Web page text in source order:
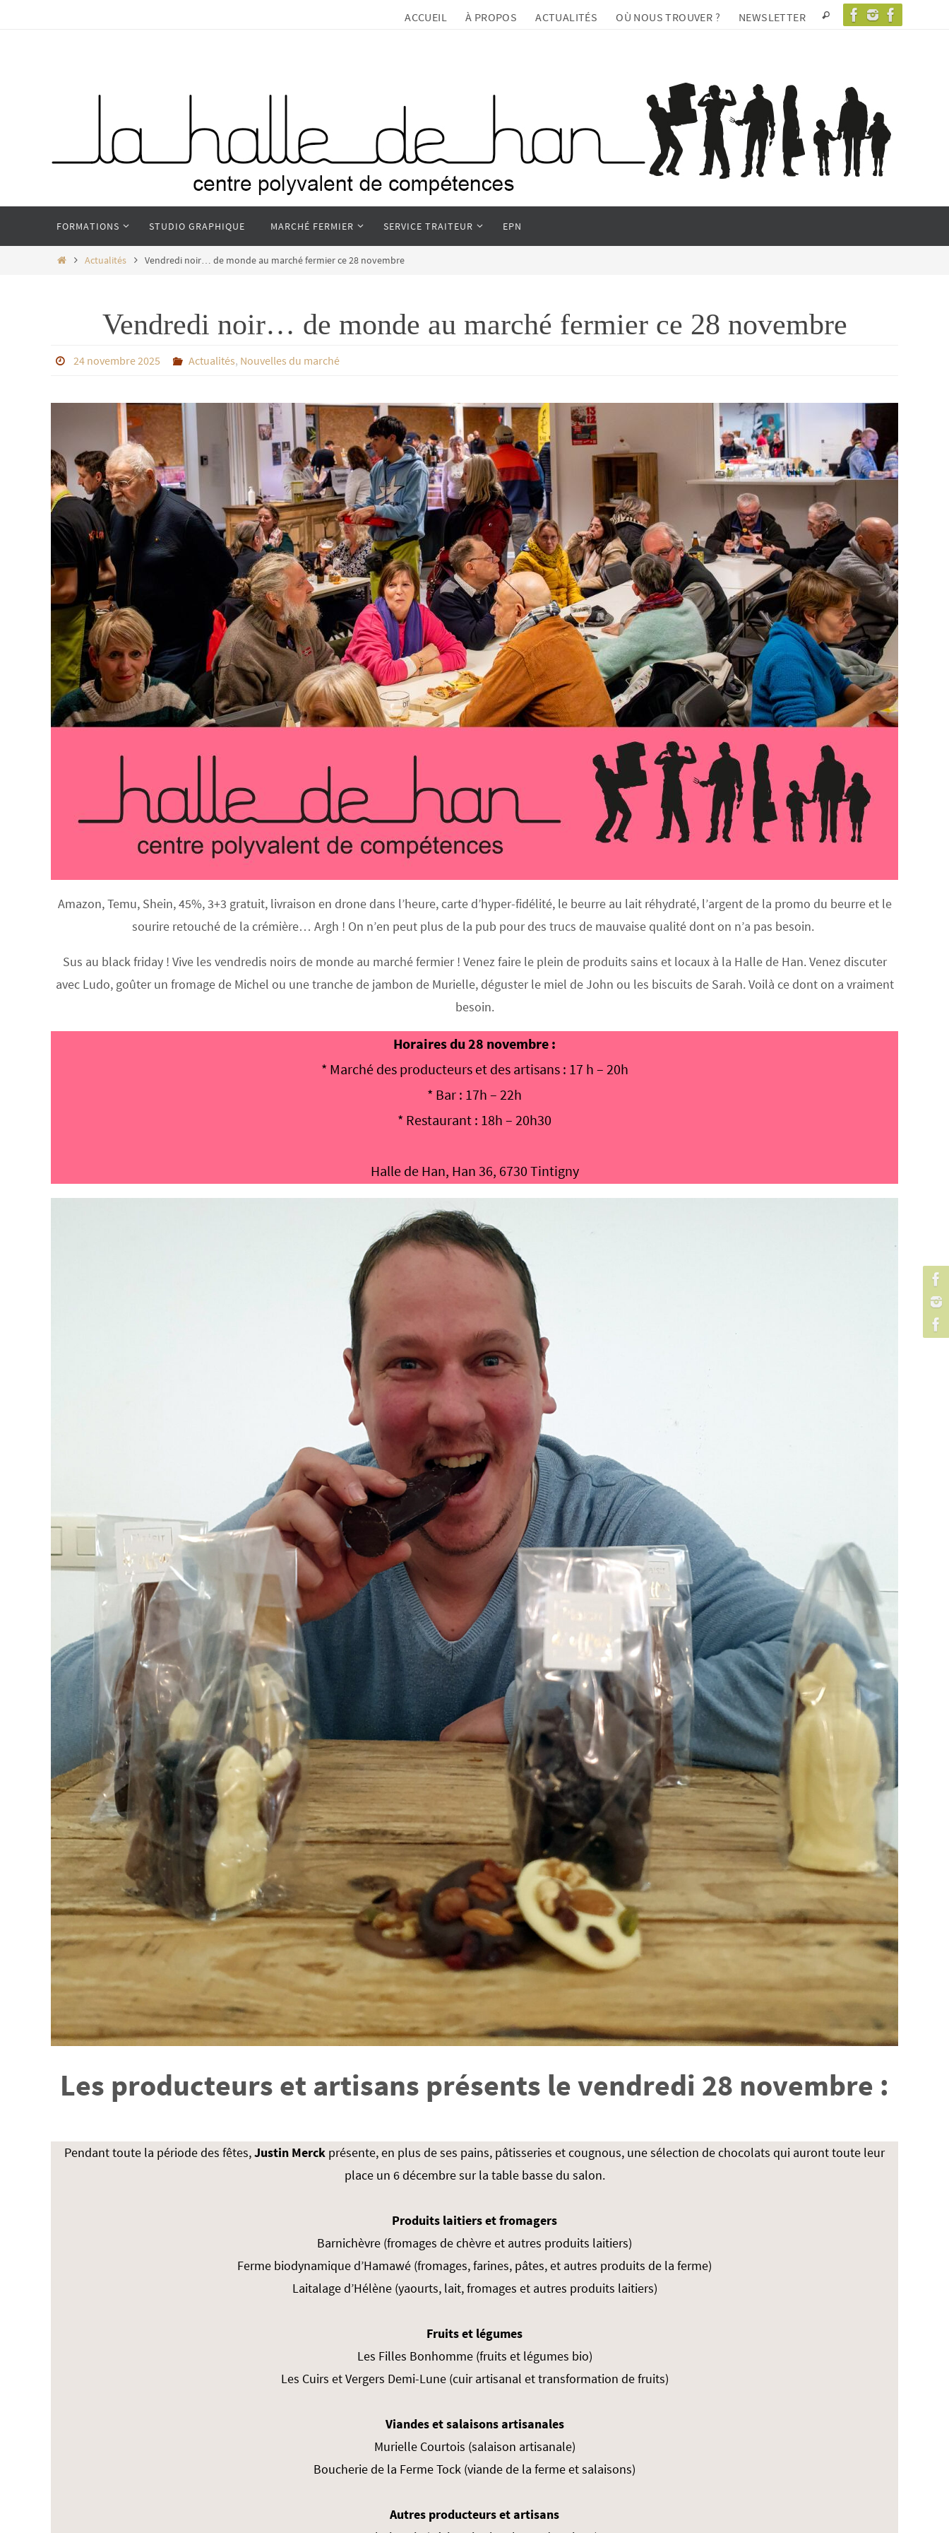
ACCUEIL À PROPOS ACTUALITÉS OÙ NOUS TROUVER ? NEWSLETTER
le
FORMATIONS STUDIO GRAPHIQUE MARCHÉ FERMIER SERVICE TRAITEUR EPN
HomeActualités Vendredi noir… de monde au marché fermier ce 28 novembre
Vendredi noir… de monde au marché fermier ce 28 novembre
24 novembre 2025 Actualités, Nouvelles du marché
Amazon, Temu, Shein, 45%, 3+3 gratuit, livraison en drone dans l’heure, carte d’hyper-fidélité, le beurre au lait réhydraté, l’argent de la promo du beurre et le
sourire retouché de la crémière… Argh ! On n’en peut plus de la pub pour des trucs de mauvaise qualité dont on n’a pas besoin.
Sus au black friday ! Vive les vendredis noirs de monde au marché fermier ! Venez faire le plein de produits sains et locaux à la Halle de Han. Venez discuter
avec Ludo, goûter un fromage de Michel ou une tranche de jambon de Murielle, déguster le miel de John ou les biscuits de Sarah. Voilà ce dont on a vraiment
besoin.
Horaires du 28 novembre :
* Marché des producteurs et des artisans : 17 h – 20h
* Bar : 17h – 22h
* Restaurant : 18h – 20h30
Halle de Han, Han 36, 6730 Tintigny
Les producteurs et artisans présents le vendredi 28 novembre :
Pendant toute la période des fêtes,Justin Merck présente, en plus de ses pains, pâtisseries et cougnous, une sélection de chocolats qui auront toute leur
place un 6 décembre sur la table basse du salon.
Produits laitiers et fromagers
Barnichèvre (fromages de chèvre et autres produits laitiers)
Ferme biodynamique d’Hamawé (fromages, farines, pâtes, et autres produits de la ferme)
Laitalage d’Hélène (yaourts, lait, fromages et autres produits laitiers)
Fruits et légumes
Les Filles Bonhomme (fruits et légumes bio)
Les Cuirs et Vergers Demi-Lune (cuir artisanal et transformation de fruits)
Viandes et salaisons artisanales
Murielle Courtois (salaison artisanale)
Boucherie de la Ferme Tock (viande de la ferme et salaisons)
Autres producteurs et artisans